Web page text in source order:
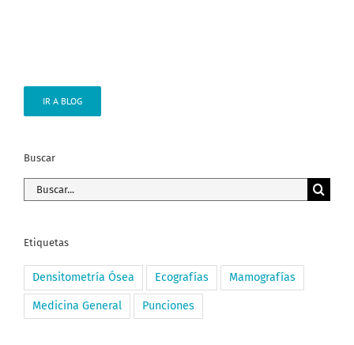
IR A BLOG
Buscar
Buscar:
Etiquetas
Densitometría Ósea Ecografías Mamografías
Medicina General Punciones